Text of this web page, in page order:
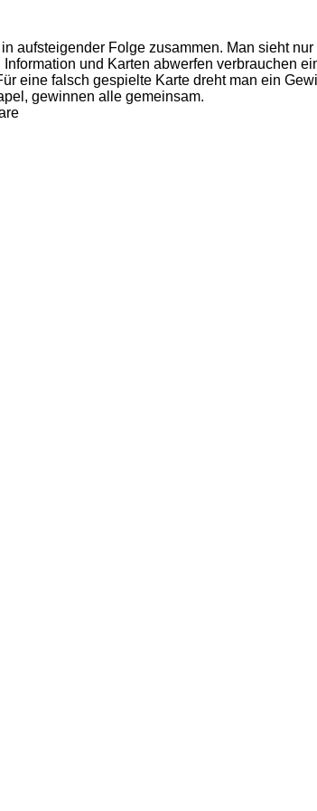
aufsteigender Folge zusammen. Man sieht
und Karten abwerfen verbrauchen
eine falsch gespielte Karte dreht man ein
gewinnen alle gemeinsam.